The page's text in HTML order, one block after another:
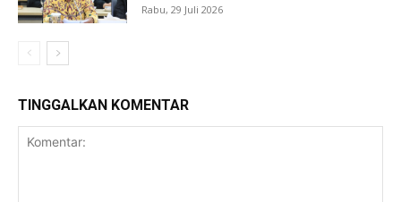
Rabu, 29 Juli 2026
TINGGALKAN KOMENTAR